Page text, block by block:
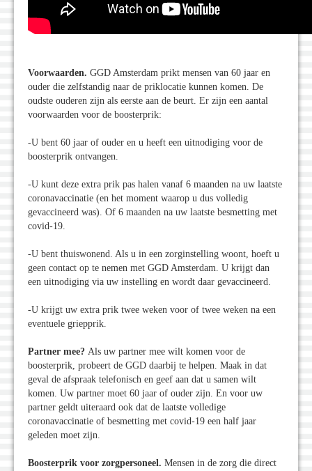
Voorwaarden. GGD Amsterdam prikt mensen van 60 jaar en
ouder die zelfstandig naar de priklocatie kunnen komen. De
oudste ouderen zijn als eerste aan de beurt. Er zijn een aantal
voorwaarden voor de boosterprik:
-U bent 60 jaar of ouder en u heeft een uitnodiging voor de
boosterprik ontvangen.
-U kunt deze extra prik pas halen vanaf 6 maanden na uw laatste
coronavaccinatie (en het moment waarop u dus volledig
gevaccineerd was). Of 6 maanden na uw laatste besmetting met
covid-19.
-U bent thuiswonend. Als u in een zorginstelling woont, hoeft u
geen contact op te nemen met GGD Amsterdam. U krijgt dan
een uitnodiging via uw instelling en wordt daar gevaccineerd.
-U krijgt uw extra prik twee weken voor of twee weken na een
eventuele griepprik.
Partner mee? Als uw partner mee wilt komen voor de
boosterprik, probeert de GGD daarbij te helpen. Maak in dat
geval de afspraak telefonisch en geef aan dat u samen wilt
komen. Uw partner moet 60 jaar of ouder zijn. En voor uw
partner geldt uiteraard ook dat de laatste volledige
coronavaccinatie of besmetting met covid-19 een half jaar
geleden moet zijn.
Boosterprik voor zorgpersoneel. Mensen in de zorg die direct